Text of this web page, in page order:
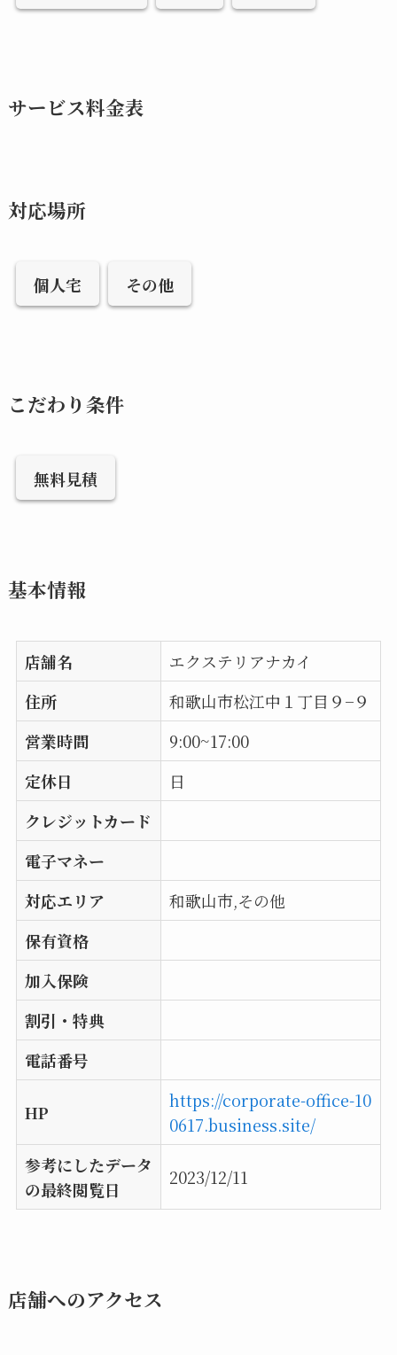
サービス料金表
対応場所
個人宅 その他
こだわり条件
無料見積
基本情報
店舗名
エクステリアナカイ
住所
和歌山市松江中１丁目９−９
営業時間
9:00~17:00
定休日
日
クレジットカード
電子マネー
対応エリア
和歌山市,その他
保有資格
加入保険
割引・特典
電話番号
HP
https://corporate-office-10
0617.business.site/
参考にしたデータ
の最終閲覧日
2023/12/11
店舗へのアクセス